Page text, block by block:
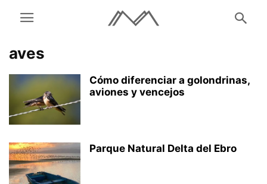
aves
Cómo diferenciar a golondrinas,
aviones y vencejos
Parque Natural Delta del Ebro